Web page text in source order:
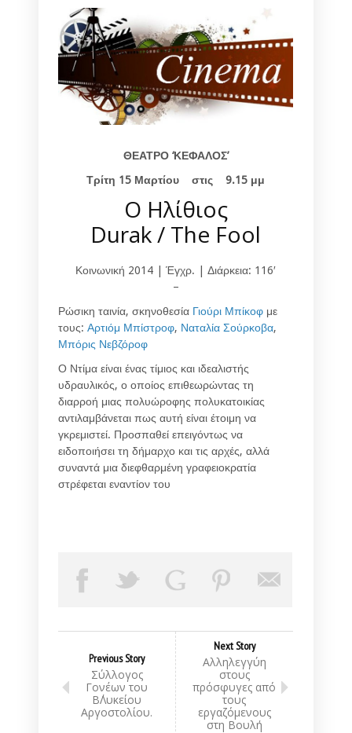
ΘΕΑΤΡΟ ‘ΚΕΦΑΛΟΣ’
Τρίτη 15 Μαρτίου στις 9.15 μμ
Ο Ηλίθιος
Durak / The Fool
Κοινωνική 2014 | Έγχρ. | Διάρκεια: 116′
–
Ρώσικη ταινία, σκηνοθεσία Γιούρι Μπίκοφ με
τους: Αρτιόμ Μπίστροφ, Ναταλία Σούρκοβα,
Μπόρις Νεβζόροφ
Ο Ντίμα είναι ένας τίμιος και ιδεαλιστής
υδραυλικός, ο οποίος επιθεωρώντας τη
διαρροή μιας πολυώροφης πολυκατοικίας
αντιλαμβάνεται πως αυτή είναι έτοιμη να
γκρεμιστεί. Προσπαθεί επειγόντως να
ειδοποιήσει τη δήμαρχο και τις αρχές, αλλά
συναντά μια διεφθαρμένη γραφειοκρατία
στρέφεται εναντίον του
Previous Story
Σύλλογος
Γονέων του
Β΄Λυκείου
Αργοστολίου.
Next Story
Αλληλεγγύη
στους
πρόσφυγες από
τους
εργαζόμενους
στη Βουλή